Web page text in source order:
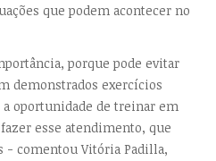
que podem acontecer no
porque pode evitar
demonstrados exercícios
oportunidade de treinar em
esse atendimento, que
- comentou Vitória Padilla,